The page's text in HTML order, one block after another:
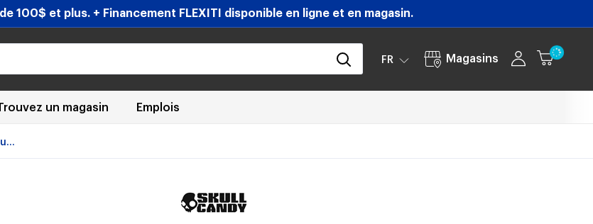
de 100$ et plus. + Financement FLEXITI disponible en ligne et en magasin.
FR Magasins
un magasin Emplois